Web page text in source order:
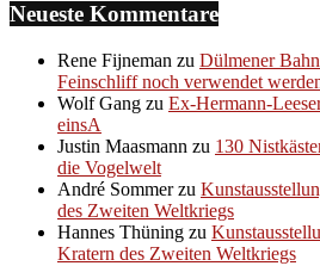
Neueste Kommentare
Rene Fijneman zu Dülmener
Feinschliff noch verwendet
Wolf Gang zu Ex-Hermann-
einsA
Justin Maasmann zu 130
die Vogelwelt
André Sommerzu
des Zweiten Weltkriegs
Hannes Thüning zu
Kratern des Zweiten Weltkriegs